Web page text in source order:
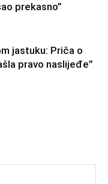
prekasno”
jastuku: Priča o
pravo naslijeđe”